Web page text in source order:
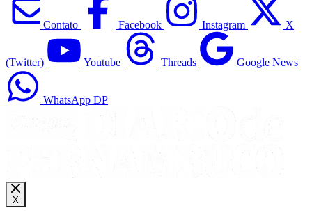
Contato Facebook Instagram X
(Twitter) Youtube Threads Google News
WhatsApp DP
X